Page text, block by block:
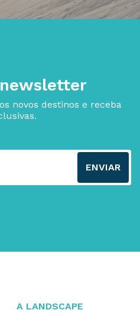
novos destinos e receba
ENVIAR
A LANDSCAPE